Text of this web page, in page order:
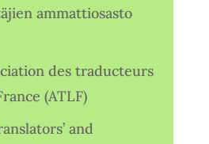
ammattiosasto
des traducteurs
(ATLF)
and